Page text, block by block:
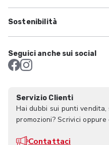
Sostenibilità
Seguici anche sui social
Servizio Clienti
Hai dubbi sui punti
promozioni? Scrivici
Contattaci